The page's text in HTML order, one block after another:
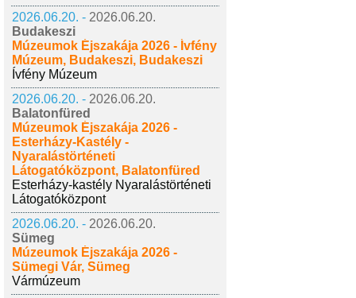
2026.06.20. - 2026.06.20.
Budakeszi
Múzeumok Éjszakája 2026 - Ívfény
Múzeum, Budakeszi, Budakeszi
Ívfény Múzeum
2026.06.20. - 2026.06.20.
Balatonfüred
Múzeumok Éjszakája 2026 -
Esterházy-Kastély -
Nyaralástörténeti
Látogatóközpont, Balatonfüred
Esterházy-kastély Nyaralástörténeti
Látogatóközpont
2026.06.20. - 2026.06.20.
Sümeg
Múzeumok Éjszakája 2026 -
Sümegi Vár, Sümeg
Vármúzeum